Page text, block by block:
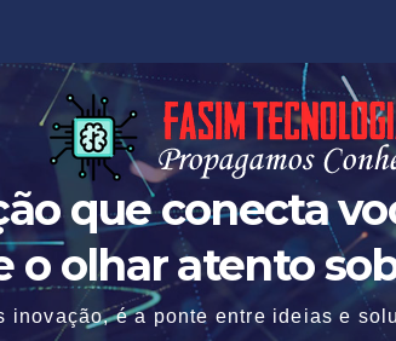
que conecta
o olhar atento
inovação, é a ponte entre ideias e